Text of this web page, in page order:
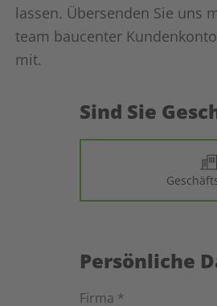
lassen. Übersenden Sie uns
team baucenter
mit.
Sind Sie
Persönliche
Firma *